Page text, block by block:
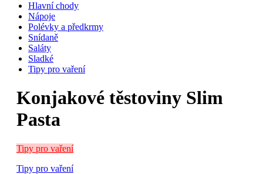
Hlavní chody
Nápoje
Polévky a předkrmy
Snídaně
Saláty
Sladké
Tipy pro vaření
Konjakové těstoviny Slim
Pasta
Tipy pro vaření
Tipy pro vaření